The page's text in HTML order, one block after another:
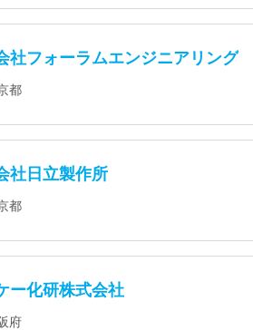
社フォーラムエンジニアリング
都
社日立製作所
都
ー化研株式会社
府